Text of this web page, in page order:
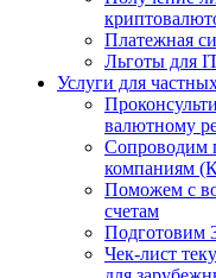
Платежная
Льготы для
Услуги для
валютному
Сопроводим
компаниям
Поможем с
счетам
Чек-лист